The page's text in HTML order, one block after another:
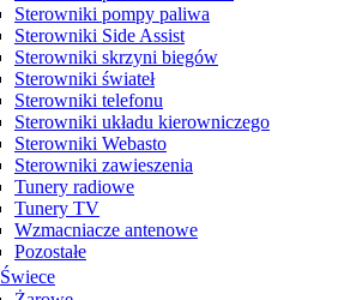
Sterowniki pompy paliwa
Sterowniki Side Assist
Sterowniki skrzyni biegów
Sterowniki świateł
Sterowniki telefonu
Sterowniki układu kierowniczego
Sterowniki Webasto
Sterowniki zawieszenia
Tunery radiowe
Tunery TV
Wzmacniacze antenowe
Pozostałe
Świece